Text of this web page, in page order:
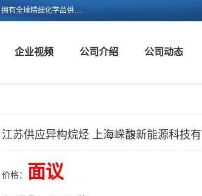
上海嵘馥新能源科技有限公司主营：异构烷烃、异构十二烷烃、异构十六烷烃、Isopar L、正构烷烃、工业白油、等各种产品，拥有全球精细化学品供应链的整合和服务能力，不仅提供自主研发的特种溶剂化学品，还集成了来自欧美、日韩的优质溶剂资源，为市场提供世界级优质溶剂。欢迎广大客户来电咨询！
企业视频 公司介绍 公司动态
江苏供应异构烷烃 上海嵘馥新能源科技有
价格： 面议